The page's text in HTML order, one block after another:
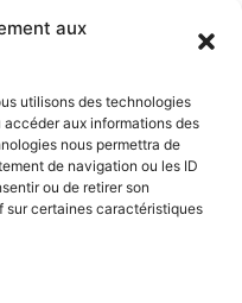
aux
utilisons des technologies
aux informations des
nous permettra de
de navigation ou les ID
ou de retirer son
certaines caractéristiques